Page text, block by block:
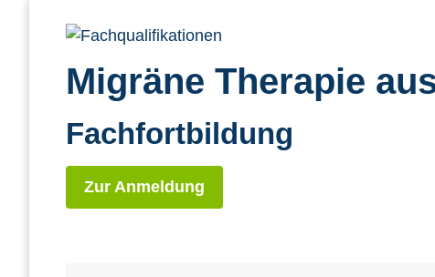
Migräne Therapie
Fachfortbildung
Zur Anmeldung